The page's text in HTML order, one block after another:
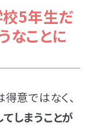
校5年生だ
なことに
意ではなく、
しまうことが